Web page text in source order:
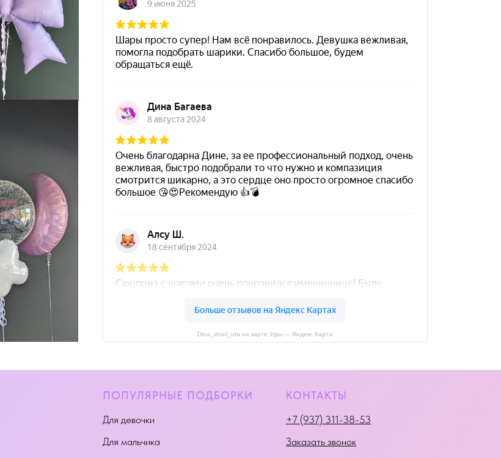
Dina_shari_ufa на карте Уфы — Яндекс Карты
ПОПУЛЯРНЫЕ ПОДБОРКИ
Для девочки
Для мальчика
КОНТАКТЫ
+7 (937) 311-38-53
Заказать звонок